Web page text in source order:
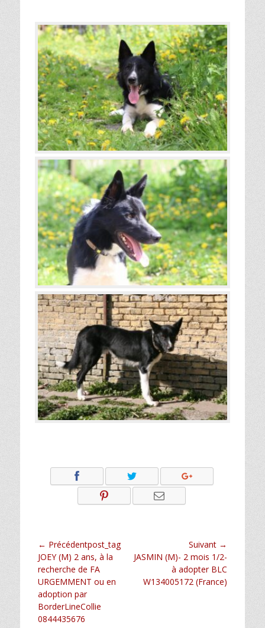
Navigation
de
l’article
← Précédentpost_tag
Article
précédent :
JOEY (M) 2 ans, à la
recherche de FA
URGEMMENT ou en
adoption par
BorderLineCollie
0844435676
Suivant →
Article
JASMIN (M)- 2 mois 1/2-
à adopter BLC
W134005172 (France)